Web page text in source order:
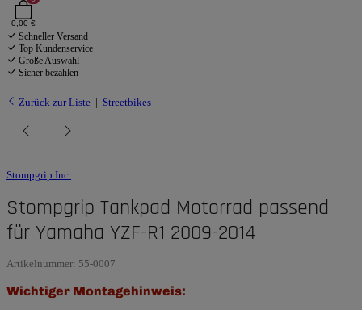
0,00 €
Schneller Versand
Top Kundenservice
Große Auswahl
Sicher bezahlen
Zurück zur Liste Streetbikes
Stompgrip Inc.
Stompgrip Tankpad Motorrad passend
für Yamaha YZF-R1 2009-2014
Artikelnummer: 55-0007
Wichtiger Montagehinweis: